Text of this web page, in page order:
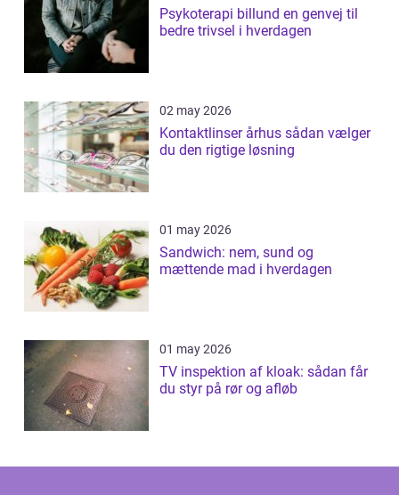
Psykoterapi billund en genvej til
bedre trivsel i hverdagen
02 may 2026
Kontaktlinser århus sådan vælger
du den rigtige løsning
01 may 2026
Sandwich: nem, sund og
mættende mad i hverdagen
01 may 2026
TV inspektion af kloak: sådan får
du styr på rør og afløb